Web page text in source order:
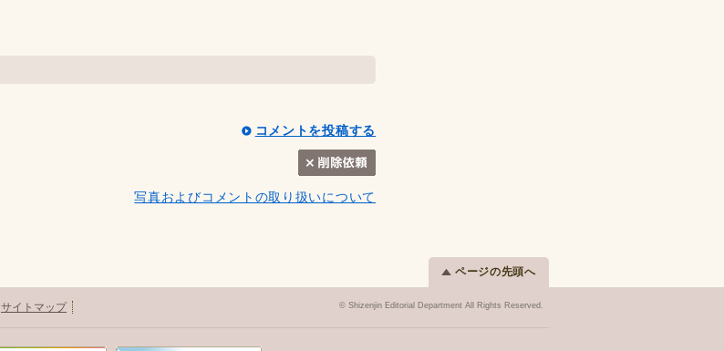
コメントを投稿する
写真およびコメントの取り扱いについて
ページの先頭へ
サイトマップ © Shizenjin Editorial Department All Rights Reserved.